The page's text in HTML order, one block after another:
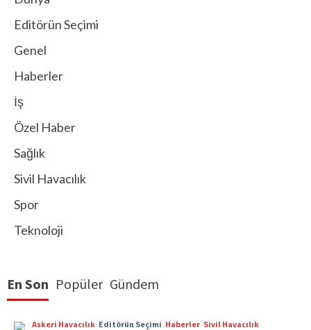
Editörün Seçimi
Genel
Haberler
İş
Özel Haber
Sağlık
Sivil Havacılık
Spor
Teknoloji
En Son Popüler Gündem
Askeri Havacılık Editörün Seçimi Haberler Sivil Havacılık